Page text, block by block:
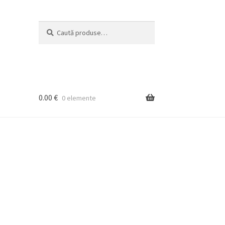
după:
0.00 € 0 elemente